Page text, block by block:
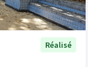
Réalisé